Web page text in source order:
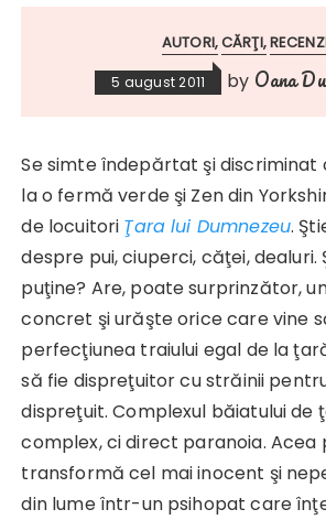
AUTORI CĂRŢI
5 august 2011 by Oana
Se simte îndepărtat şi discriminat
la o fermă verde şi Zen din
de locuitori Ţara lui Dumnezeu.
despre pui, ciuperci, căţei, dealuri.
puţine? Are, poate surprinzător,
concret şi urăşte orice care vine
perfecţiunea traiului egal de la
să fie dispreţuitor cu străinii
dispreţuit. Complexul băiatului de
complex, ci direct paranoia. Acea
transformă cel mai inocent şi
din lume într-un psihopat care